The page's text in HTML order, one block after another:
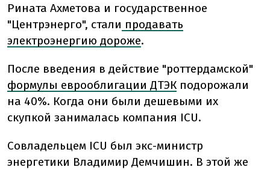
Рината Ахметова и государственное
"Центрэнерго", стали продавать
электроэнергию дороже.
После введения в действие "роттердамской"
формулы еврооблигации ДТЭК подорожали
на 40%. Когда они были дешевыми их
скупкой занималась компания ICU.
Совладельцем ICU был экс-министр
энергетики Владимир Демчишин. В этой же